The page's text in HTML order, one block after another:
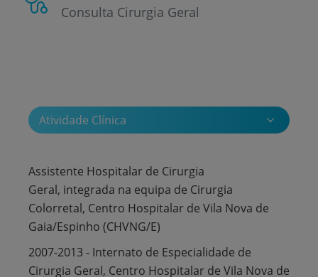
Consulta Cirurgia Geral
Atividade Clínica
Assistente Hospitalar de Cirurgia
Geral, integrada na equipa de Cirurgia
Colorretal, Centro Hospitalar de Vila Nova de
Gaia/Espinho (CHVNG/E)
2007-2013 - Internato de Especialidade de
Cirurgia Geral, Centro Hospitalar de Vila Nova de